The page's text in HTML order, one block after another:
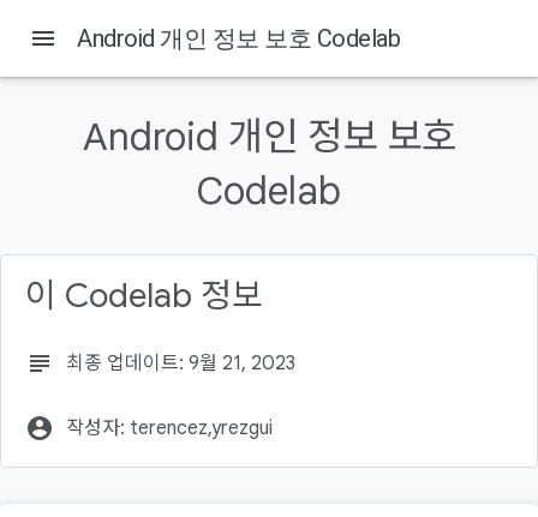
이 페이지의 내용
2. 개인 정보 보호가 중요한 이유는 무엇인가요?
menu Android 개인 정보 보호 Codelab
Android 개인 정보 보호
Codelab
이 Codelab 정보
subject 최종 업데이트: 9월 21, 2023
account_circle 작성자: terencez,yrezgui